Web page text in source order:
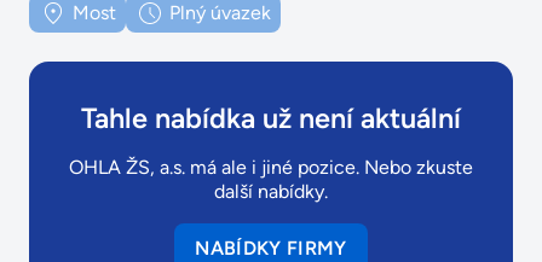
Most Plný úvazek
Tahle nabídka už není aktuální
OHLA ŽS, a.s. má ale i jiné pozice. Nebo zkuste
další nabídky.
NABÍDKY FIRMY